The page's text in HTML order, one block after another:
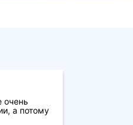
очень
а потому